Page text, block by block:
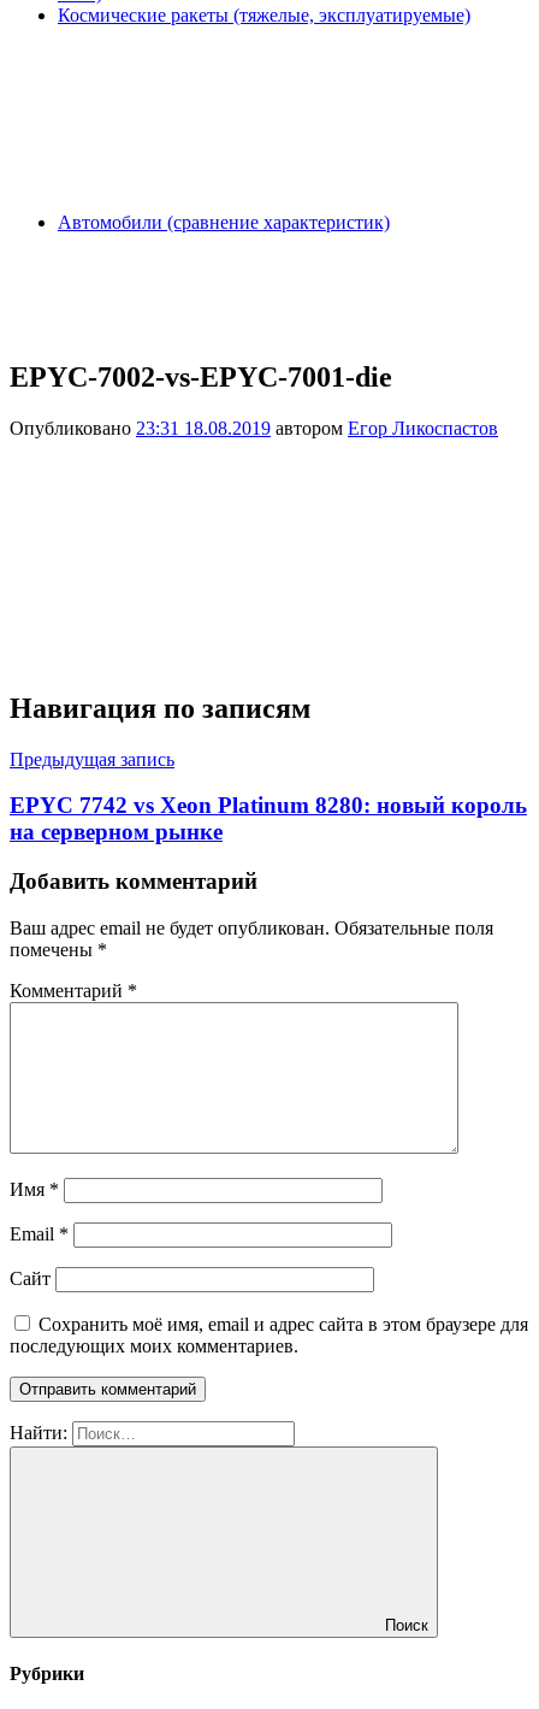
Космические ракеты (тяжелые, эксплуатируемые)
Автомобили (сравнение характеристик)
EPYC-7002-vs-EPYC-7001-die
Опубликовано 23:31 18.08.2019 автором Егор Ликоспастов
Навигация по записям
Предыдущая запись
EPYC 7742 vs Xeon Platinum 8280: новый король
на серверном рынке
Добавить комментарий
Ваш адрес email не будет опубликован. Обязательные поля
помечены *
Комментарий *
Имя *
Email *
Сайт
Сохранить моё имя, email и адрес сайта в этом браузере для
последующих моих комментариев.
Найти:
Поиск
Рубрики